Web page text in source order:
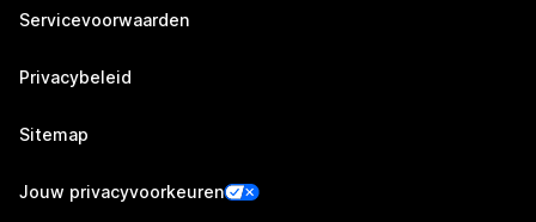
Servicevoorwaarden
Privacybeleid
Sitemap
Jouw privacyvoorkeuren